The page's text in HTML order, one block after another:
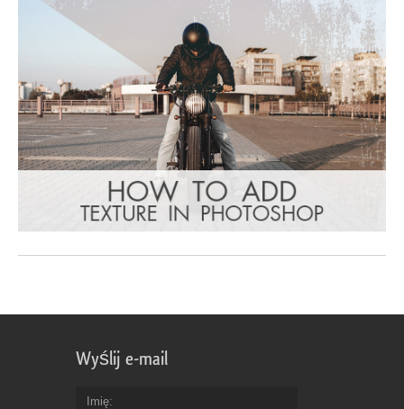
Wyślij e-mail
Imię